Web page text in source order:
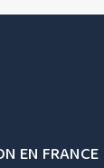
EN FRANCE